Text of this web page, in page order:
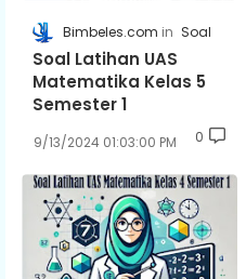
Bimbeles.com Soal
Soal Latihan UAS
Matematika Kelas 5
Semester 1
9/13/2024 01:03:00 PM 0